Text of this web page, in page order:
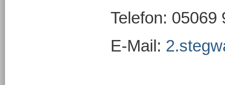
Telefon: 05069
E-Mail: